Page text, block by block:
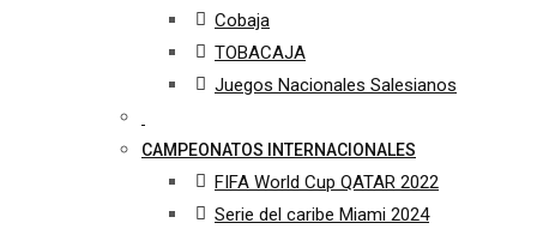
Cobaja
TOBACAJA
Juegos Nacionales Salesianos
CAMPEONATOS INTERNACIONALES
FIFA World Cup QATAR 2022
Serie del caribe Miami 2024